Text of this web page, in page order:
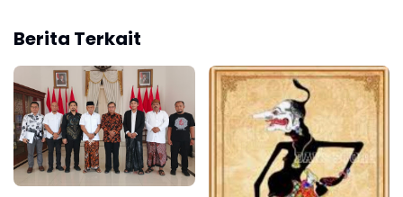
Berita Terkait